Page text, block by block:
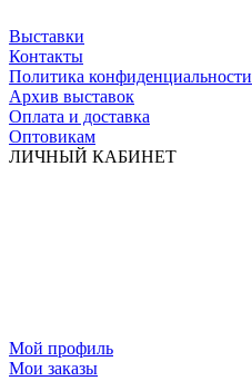
Выставки
Контакты
Политика конфиденциальности
Архив выставок
Оплата и доставка
Оптовикам
ЛИЧНЫЙ КАБИНЕТ
Мой профиль
Мои заказы